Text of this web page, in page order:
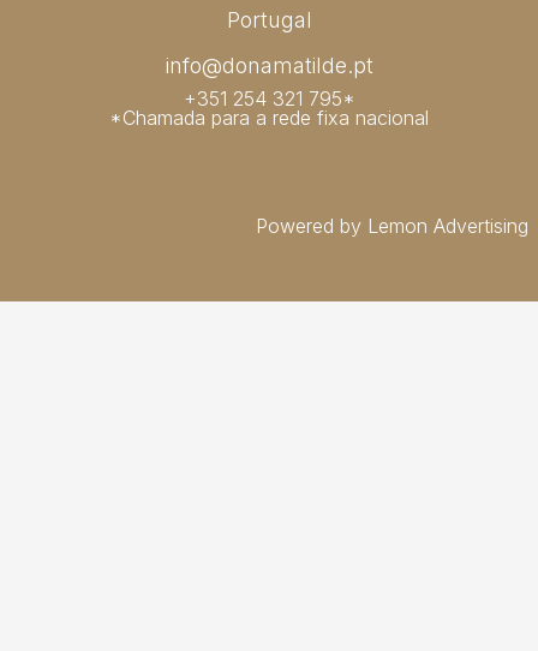
Portugal
info@donamatilde.pt
+351 254 321 795*
*Chamada para a rede fixa nacional
Powered by Lemon Advertising